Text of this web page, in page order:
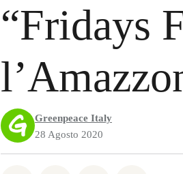
“Fridays
Greenpeace Italy
28 Agosto 2020